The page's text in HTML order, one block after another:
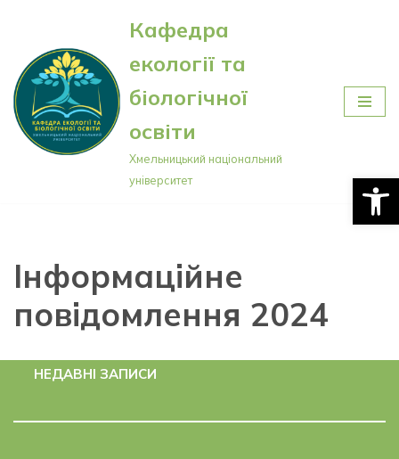
Перейти
до
вмісту
Кафедра
екології та
біологічної
освіти
Хмельницький національний
університет
Інформаційне
повідомлення 2024
НЕДАВНІ ЗАПИСИ